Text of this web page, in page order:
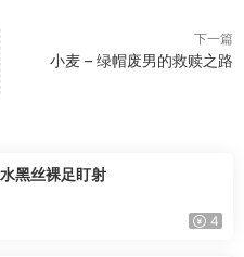
下一篇
小麦 – 绿帽废男的救赎之路
黑丝裸足盯射
4